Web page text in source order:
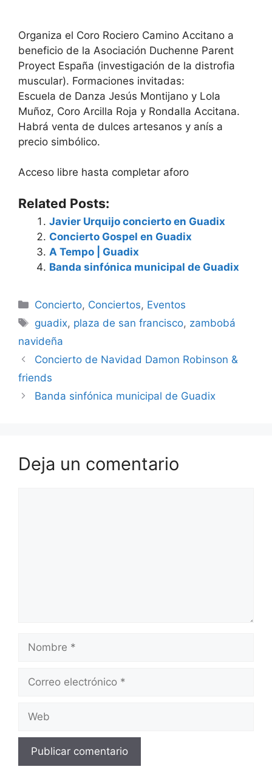
Organiza el Coro Rociero Camino Accitano a
beneficio de la Asociación Duchenne Parent
Proyect España (investigación de la distrofia
muscular). Formaciones invitadas:
Escuela de Danza Jesús Montijano y Lola
Muñoz, Coro Arcilla Roja y Rondalla Accitana.
Habrá venta de dulces artesanos y anís a
precio simbólico.
Acceso libre hasta completar aforo
Related Posts:
Javier Urquijo concierto en Guadix
Concierto Gospel en Guadix
A Tempo | Guadix
Banda sinfónica municipal de Guadix
Categorías
Concierto, Conciertos, Eventos
Etiquetas
guadix, plaza de san francisco, zambobá
navideña
Concierto de Navidad Damon Robinson &
friends
Banda sinfónica municipal de Guadix
Deja un comentario
electrónico